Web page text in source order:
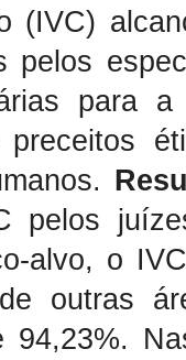
(IVC)
pelos
para
pelos
alvo, o
outras
94,23%.